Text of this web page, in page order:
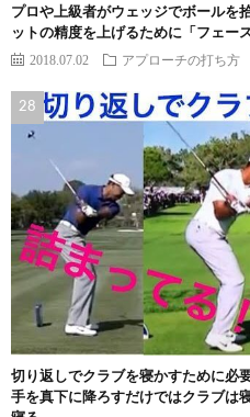
プロや上級者がウェッジでボールを
ットの精度を上げるために「フェー
2018.07.02 アプローチの打ち方
切り返しでクラブを寝かすために必
手を真下に降ろすだけではクラブは